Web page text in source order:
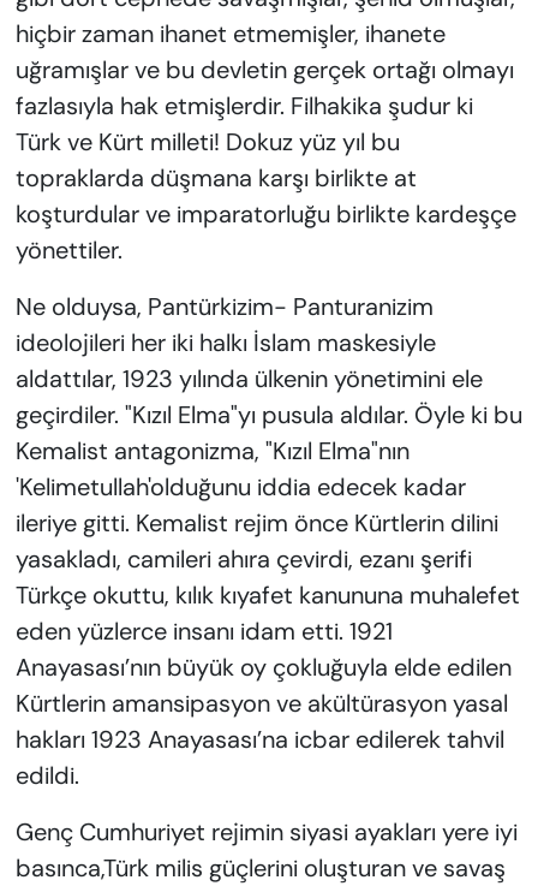
hiçbir zaman ihanet etmemişler, ihanete
uğramışlar ve bu devletin gerçek ortağı olmayı
fazlasıyla hak etmişlerdir. Filhakika şudur ki
Türk ve Kürt milleti! Dokuz yüz yıl bu
topraklarda düşmana karşı birlikte at
koşturdular ve imparatorluğu birlikte kardeşçe
yönettiler.
Ne olduysa, Pantürkizim- Panturanizim
ideolojileri her iki halkı İslam maskesiyle
aldattılar, 1923 yılında ülkenin yönetimini ele
geçirdiler. "Kızıl Elma"yı pusula aldılar. Öyle ki bu
Kemalist antagonizma, "Kızıl Elma"nın
'Kelimetullah'olduğunu iddia edecek kadar
ileriye gitti. Kemalist rejim önce Kürtlerin dilini
yasakladı, camileri ahıra çevirdi, ezanı şerifi
Türkçe okuttu, kılık kıyafet kanununa muhalefet
eden yüzlerce insanı idam etti. 1921
Anayasası’nın büyük oy çokluğuyla elde edilen
Kürtlerin amansipasyon ve akültürasyon yasal
hakları 1923 Anayasası’na icbar edilerek tahvil
edildi.
Genç Cumhuriyet rejimin siyasi ayakları yere iyi
basınca,Türk milis güçlerini oluşturan ve savaş